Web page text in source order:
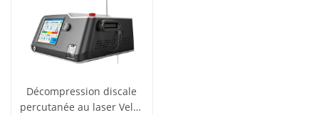
Décompression discale
percutanée au laser Velas